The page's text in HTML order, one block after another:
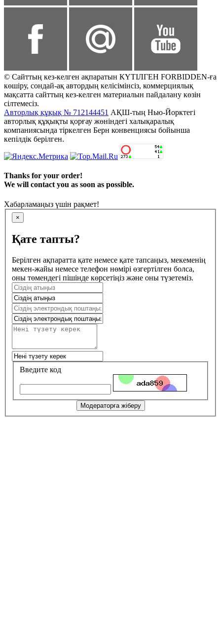
© Сайттың кез-келген ақпаратын КҮТІЛГЕН FORBIDDEN-ға
көшіру, сондай-ақ автордың келісімінсіз, коммерциялық
мақсатта сайттың кез-келген материалын пайдалану көзін
сілтемесіз.
Авторлық құқық № 712144451 АҚШ-тың Нью-Йорктегі
авторлық құқықты қорғау жөніндегі халықаралық
компаниясында тіркелген Берн конвенциясы бойынша
кепілдік берілген.
Thanks for your order!
We will contact you as soon as possible.
Хабарламаңыз үшін рақмет!
×
Қате тапты?
Берілген ақпаратта қате немесе қате тапсаңыз, мекеменің
мекен-жайы немесе телефон нөмірі өзгертілген болса,
оны төмендегі пішінде көрсетіңіз және оны түзетеміз.
Введите код
Модераторға жіберу